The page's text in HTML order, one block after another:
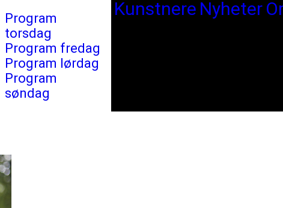
Program
torsdag
Program fredag
Program lørdag
Program
søndag
Kunstnere Nyheter